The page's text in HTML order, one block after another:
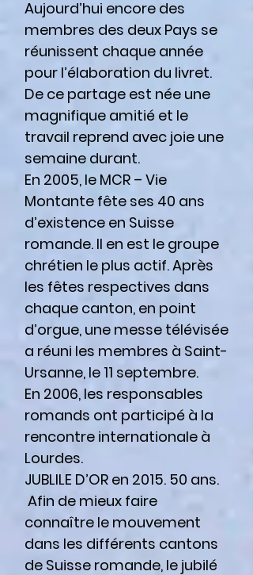
Aujourd’hui encore des
membres des deux Pays se
réunissent chaque année
pour l’élaboration du livret.
De ce partage est née une
magnifique amitié et le
travail reprend avec joie une
semaine durant.
En 2005, le MCR – Vie
Montante fête ses 40 ans
d’existence en Suisse
romande. Il en est le groupe
chrétien le plus actif. Après
les fêtes respectives dans
chaque canton, en point
d’orgue, une messe télévisée
a réuni les membres à Saint-
Ursanne, le 11 septembre.
En 2006, les responsables
romands ont participé à la
rencontre internationale à
Lourdes.
JUBLILE D’OR en 2015. 50 ans.
Afin de mieux faire
connaître le mouvement
dans les différents cantons
de Suisse romande, le jubilé